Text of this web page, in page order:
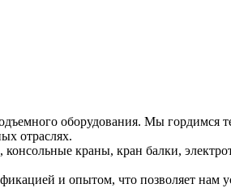
оборудования. Мы гордимся
отраслях.
краны, кран балки,
и опытом, что позволяет нам